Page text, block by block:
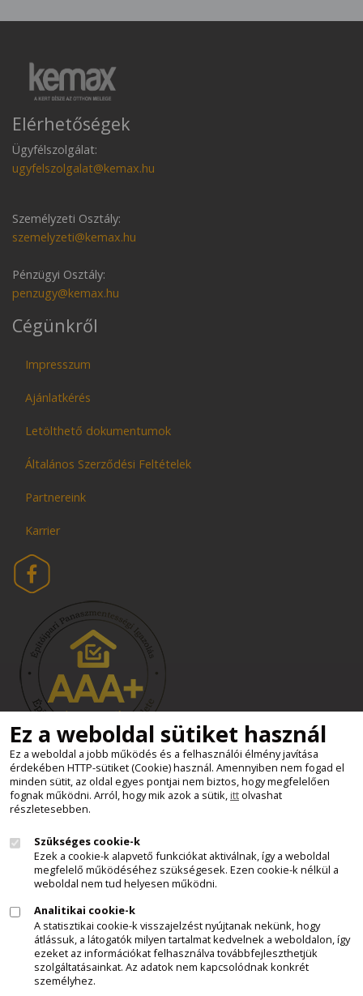
Elérhetőségek
Ügyfélszolgálat:
ugyfelszolgalat@kemax.hu
Személyzeti Osztály:
szemelyzeti@kemax.hu
Pénzügyi Osztály:
penzugy@kemax.hu
Cégünkről
Impresszum
Ajánlatkérés
Letölthető dokumentumok
Általános Szerződési Feltételek
Partnereink
Karrier
Süti beállítások
Minden jog fenntartva - Kemax Kft.
Felhívjuk látogatóink figyelmét, hogy a honlapunkon szereplő
minden tartalom, szöveges leírás, képi anyag, videó, stb., a
Kemax Kft. szellemi tulajdonát képezi és mint ilyen, az 1999. évi
illetve a törvény egyéb ide vonatkozó rendelkezései szerint,
szerzői jogvédelem alatt áll. Az említett anyagok, előzetes
engedélyünk nélkül történő bárminemű felhasználása,
másolása, terjesztése, forrásmegjelölés nélküli hivatkozása
Ez a weboldal sütiket használ
Ez a weboldal a jobb működés és a felhasználói élmény javítása
érdekében HTTP-sütiket (Cookie) használ. Amennyiben nem fogad el
minden sütit, az oldal egyes pontjai nem biztos, hogy megfelelően
fognak működni. Arról, hogy mik azok a sütik, ittolvashat
részletesebben.
Szükséges cookie-k
Ezek a cookie-k alapvető funkciókat aktiválnak, így a weboldal
megfelelő működéséhez szükségesek. Ezen cookie-k nélkül a
weboldal nem tud helyesen működni.
Analitikai cookie-k
A statisztikai cookie-k visszajelzést nyújtanak nekünk, hogy
átlássuk, a látogatók milyen tartalmat kedvelnek a weboldalon, így
ezeket az információkat felhasználva továbbfejleszthetjük
szolgáltatásainkat. Az adatok nem kapcsolódnak konkrét
személyhez.